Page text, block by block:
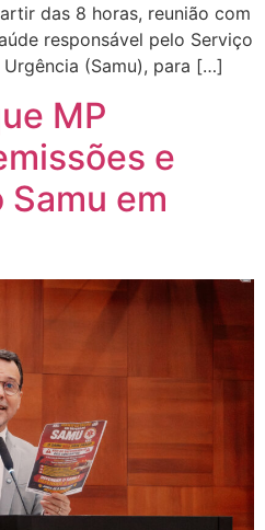
das 8 horas, reunião com
responsável pelo Serviço
(Samu), para […]
MP
e
em